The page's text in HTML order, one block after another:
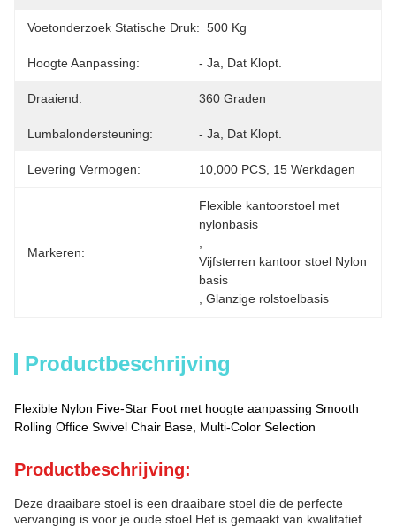
Voetonderzoek Statische Druk: 500 Kg
Hoogte Aanpassing: - Ja, Dat Klopt.
Draaiend: 360 Graden
Lumbalondersteuning: - Ja, Dat Klopt.
Levering Vermogen: 10,000 PCS, 15 Werkdagen
Markeren:
Flexible kantoorstoel met
nylonbasis
Vijfsterren kantoor stoel Nylon
basis
Glanzige rolstoelbasis
Productbeschrijving
Flexible Nylon Five-Star Foot met hoogte aanpassing Smooth
Rolling Office Swivel Chair Base, Multi-Color Selection
Productbeschrijving:
Deze draaibare stoel is een draaibare stoel die de perfecte
vervanging is voor je oude stoel.Het is gemaakt van kwalitatief